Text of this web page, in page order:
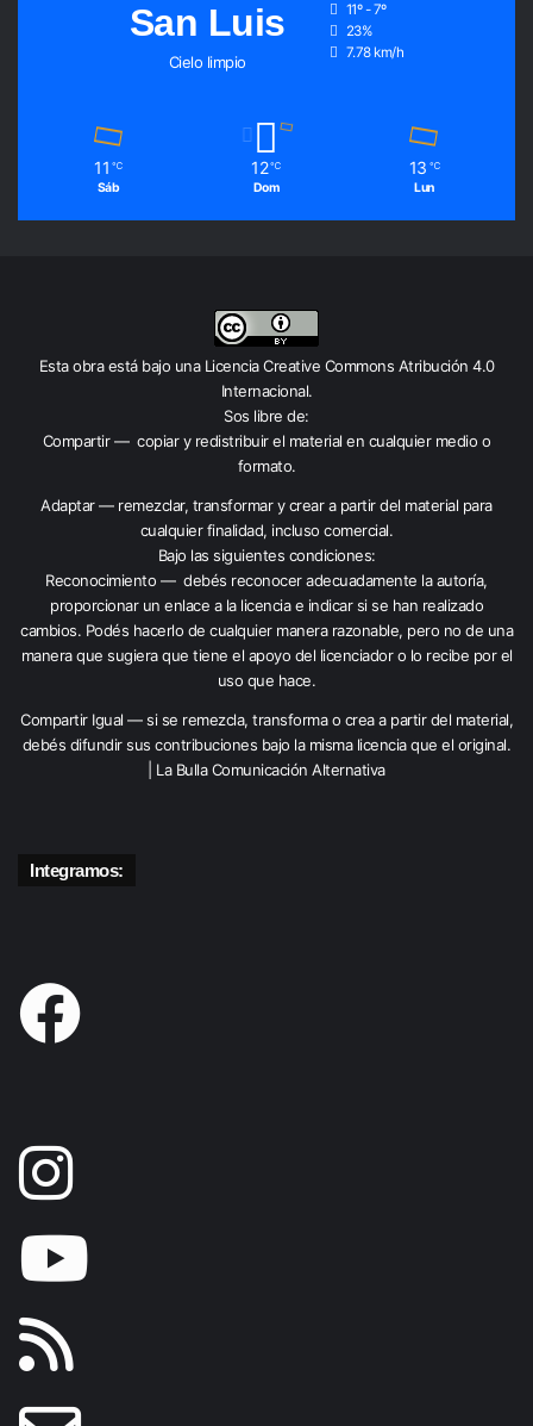
San Luis
Cielo limpio
11º - 7º
23%
7.78 km/h
11 ℃
Sáb
12 ℃
Dom
13 ℃
Lun
Esta obra está bajo una Licencia Creative Commons Atribución 4.0
Internacional.
Sos libre de:
Compartir — copiar y redistribuir el material en cualquier medio o
formato.
Adaptar — remezclar, transformar y crear a partir del material para
cualquier finalidad, incluso comercial.
Bajo las siguientes condiciones:
Reconocimiento — debés reconocer adecuadamente la autoría,
proporcionar un enlace a la licencia e indicar si se han realizado
cambios. Podés hacerlo de cualquier manera razonable, pero no de una
manera que sugiera que tiene el apoyo del licenciador o lo recibe por el
uso que hace.
Compartir Igual — si se remezcla, transforma o crea a partir del material,
debés difundir sus contribuciones bajo la misma licencia que el original.
| La Bulla Comunicación Alternativa
Integramos: